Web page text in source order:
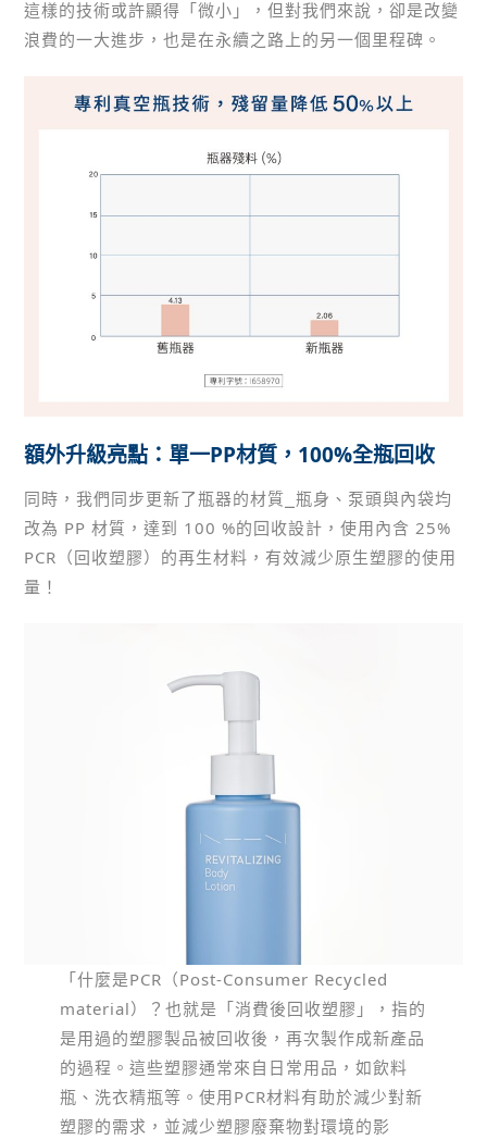
這樣的技術或許顯得「微小」，但對我們來說，卻是改變
浪費的一大進步，也是在永續之路上的另一個里程碑。
額外升級亮點：單一PP材質，100%全瓶回收
同時，我們同步更新了瓶器的材質⎯瓶身、泵頭與內袋均
改為 PP 材質，達到 100 %的回收設計，使用內含 25%
PCR（回收塑膠）的再生材料，有效減少原生塑膠的使用
量！
「什麼是PCR（Post-Consumer Recycled
material）？也就是「消費後回收塑膠」，指的
是用過的塑膠製品被回收後，再次製作成新產品
的過程。這些塑膠通常來自日常用品，如飲料
瓶、洗衣精瓶等。使用PCR材料有助於減少對新
塑膠的需求，並減少塑膠廢棄物對環境的影